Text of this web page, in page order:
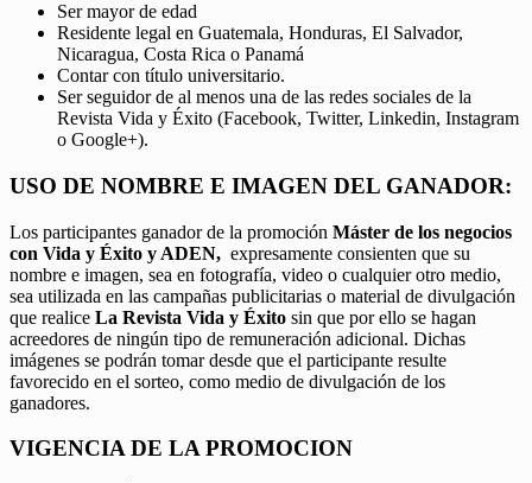
Ser mayor de edad
Residente legal en Guatemala, Honduras, El Salvador,
Nicaragua, Costa Rica o Panamá
Contar con título universitario.
Ser seguidor de al menos una de las redes sociales de la
Revista Vida y Éxito (Facebook, Twitter, Linkedin, Instagram
o Google+).
USO DE NOMBRE E IMAGEN DEL GANADOR:
Los participantes ganador de la promoción Máster de los negocios
con Vida y Éxito y ADEN, expresamente consienten que su
nombre e imagen, sea en fotografía, video o cualquier otro medio,
sea utilizada en las campañas publicitarias o material de divulgación
que realice La Revista Vida y Éxito sin que por ello se hagan
acreedores de ningún tipo de remuneración adicional. Dichas
imágenes se podrán tomar desde que el participante resulte
favorecido en el sorteo, como medio de divulgación de los
ganadores.
VIGENCIA DE LA PROMOCION